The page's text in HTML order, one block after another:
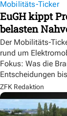
Mobilitäts-Ticker
EuGH kippt
belasten
Der Mobilitäts-
rund um
Fokus: Was die
Entscheidungen
ZFK Redaktion